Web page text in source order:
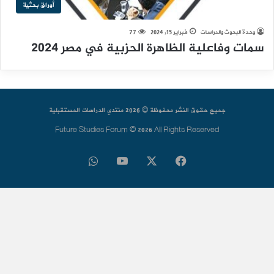
أوراق بحثية
وحدة البحوث والدراسات فبراير 15, 2024 77
سمات وفاعلية الظاهرة الحزبية في مصر 2024
جميع حقوق النشر محفوظة © 2026 منتدي الدراسات المستقبلية
Future Studies Forum © 2026 All Rights Reserved
فيسبوك ‫YouTube